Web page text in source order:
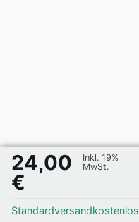
24,00
€
Inkl. 19%
MwSt.
Standardversandkostenlos